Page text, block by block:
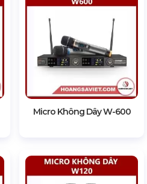
Micro Không Dây W-600